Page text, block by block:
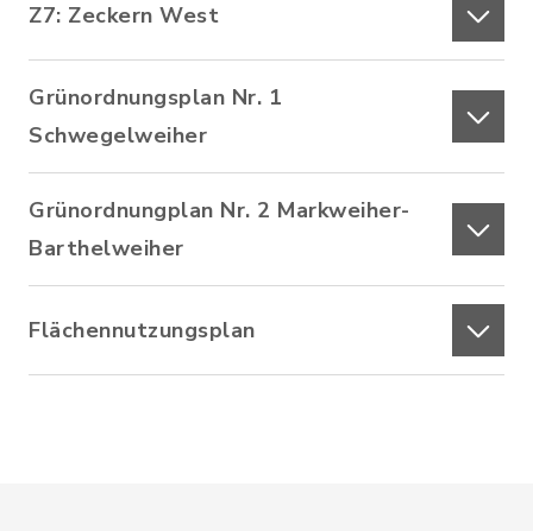
Z7: Zeckern West
Grünordnungsplan Nr. 1
Schwegelweiher
Grünordnungplan Nr. 2 Markweiher-
Barthelweiher
Flächennutzungsplan